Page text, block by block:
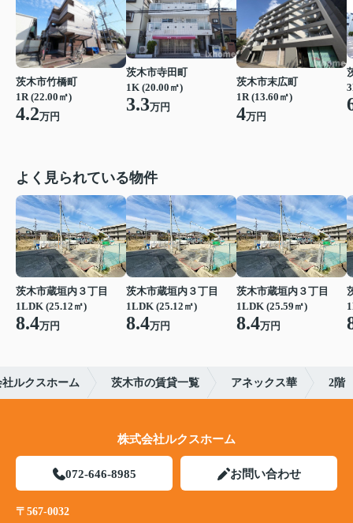
茨木市竹橋町
1R (22.00㎡)
4.2万円
茨木市寺田町
1K (20.00㎡)
3.3万円
茨木市末広町
1R (13.60㎡)
4万円
よく見られている物件
茨木市蔵垣内３丁目
1LDK (25.12㎡)
8.4万円
茨木市蔵垣内３丁目
1LDK (25.12㎡)
8.4万円
茨木市蔵垣内３丁目
1LDK (25.59㎡)
8.4万円
ルクスホーム 茨木市の賃貸一覧 アネックス華 2階
株式会社ルクスホーム
072-646-8985 お問い合わせ
〒567-0032